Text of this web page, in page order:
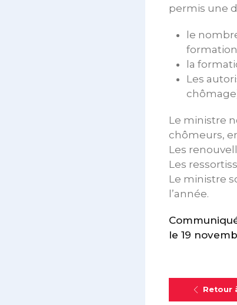
permis une
le
la
Les
Le ministre
chômeurs,
Les
Les
Le ministre
l’année.
le 19
Retour